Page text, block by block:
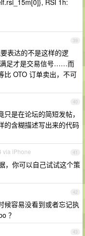
39
表达的不是这样的逻
足才是交易信号……而
比 OTO 订单卖出，不可
40
是在论坛的简短发帖，
的含糊描述写出来的代码
41
via iPhone
，你可以自己试试这个策
42
候容易没看到或者忘记执
？
43